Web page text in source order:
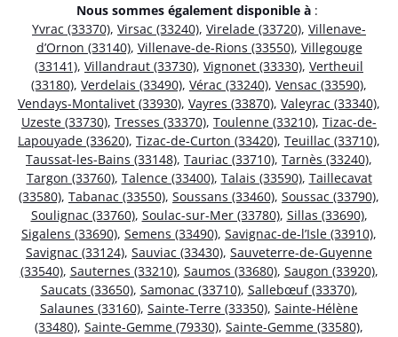
Nous sommes également disponible à :
Yvrac (33370), Virsac (33240), Virelade (33720), Villenave-
d’Ornon (33140), Villenave-de-Rions (33550), Villegouge
(33141), Villandraut (33730), Vignonet (33330), Vertheuil
(33180), Verdelais (33490), Vérac (33240), Vensac (33590),
Vendays-Montalivet (33930), Vayres (33870), Valeyrac (33340),
Uzeste (33730), Tresses (33370), Toulenne (33210), Tizac-de-
Lapouyade (33620), Tizac-de-Curton (33420), Teuillac (33710),
Taussat-les-Bains (33148), Tauriac (33710), Tarnès (33240),
Targon (33760), Talence (33400), Talais (33590), Taillecavat
(33580), Tabanac (33550), Soussans (33460), Soussac (33790),
Soulignac (33760), Soulac-sur-Mer (33780), Sillas (33690),
Sigalens (33690), Semens (33490), Savignac-de-l’Isle (33910),
Savignac (33124), Sauviac (33430), Sauveterre-de-Guyenne
(33540), Sauternes (33210), Saumos (33680), Saugon (33920),
Saucats (33650), Samonac (33710), Sallebœuf (33370),
Salaunes (33160), Sainte-Terre (33350), Sainte-Hélène
(33480), Sainte-Gemme (79330), Sainte-Gemme (33580),